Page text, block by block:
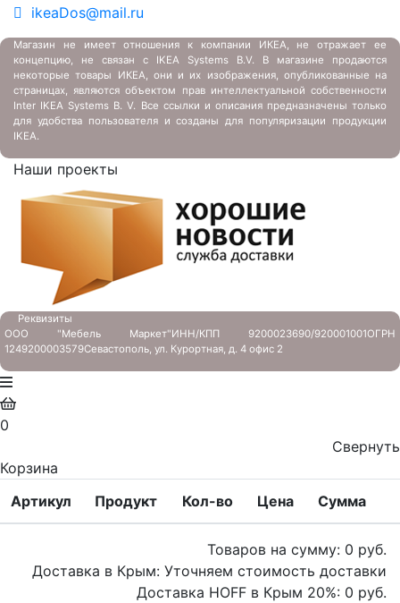
ikeaDos@mail.ru
Магазин не имеет отношения к компании ИКЕА, не отражает ее
концепцию, не связан с IKEA Systems B.V. В магазине продаются
некоторые товары ИКЕА, они и их изображения, опубликованные на
страницах, являются объектом прав интеллектуальной собственности
Inter IKEA Systems B. V. Все ссылки и описания предназначены только
для удобства пользователя и созданы для популяризации продукции
IKEA.
Наши проекты
Реквизиты
ООО "Мебель Маркет"ИНН/КПП 9200023690/920001001ОГРН
1249200003579Севастополь, ул. Курортная, д. 4 офис 2
0
Свернуть
Корзина
Артикул
Продукт Кол-во Цена Сумма
Товаров на сумму: 0 руб.
Доставка в Крым: Уточняем стоимость доставки
Доставка HOFF в Крым 20%: 0 руб.